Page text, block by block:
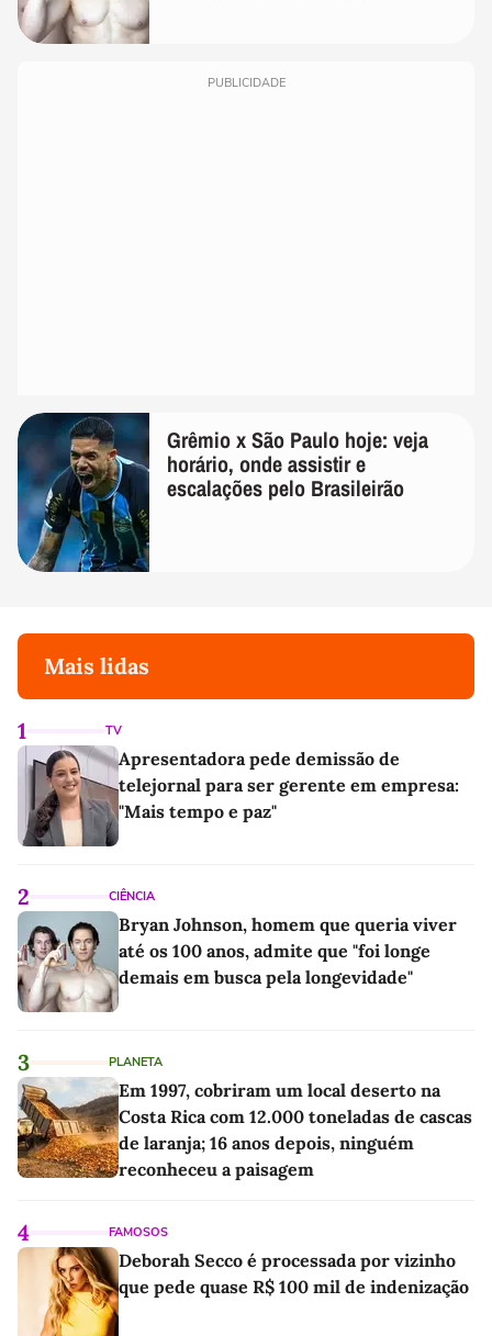
PUBLICIDADE
Grêmio x São Paulo hoje: veja
horário, onde assistir e
escalações pelo Brasileirão
Mais lidas
1 TV
Apresentadora pede demissão de
telejornal para ser gerente em empresa:
"Mais tempo e paz"
2 CIÊNCIA
Bryan Johnson, homem que queria viver
até os 100 anos, admite que "foi longe
demais em busca pela longevidade"
3 PLANETA
Em 1997, cobriram um local deserto na
Costa Rica com 12.000 toneladas de cascas
de laranja; 16 anos depois, ninguém
reconheceu a paisagem
4 FAMOSOS
Deborah Secco é processada por vizinho
que pede quase R$ 100 mil de indenização